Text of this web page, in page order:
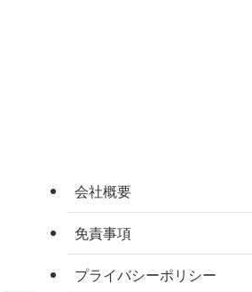
会社概要
免責事項
プライバシーポリシー